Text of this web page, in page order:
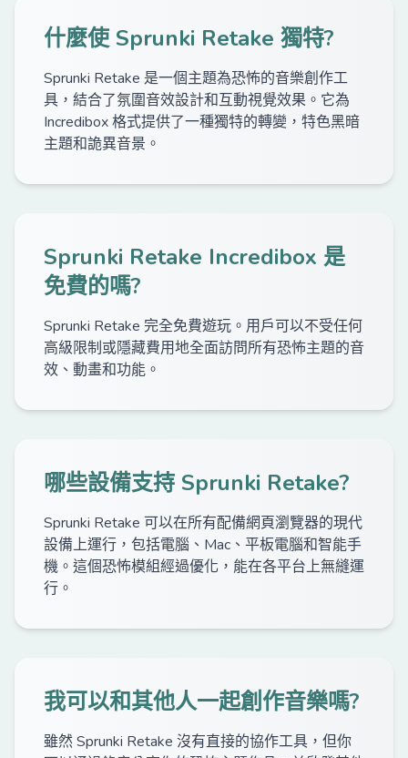
什麼使 Sprunki Retake 獨特?
Sprunki Retake 是一個主題為恐怖的音樂創作工
具，結合了氛圍音效設計和互動視覺效果。它為
Incredibox 格式提供了一種獨特的轉變，特色黑暗
主題和詭異音景。
Sprunki Retake Incredibox 是
免費的嗎?
Sprunki Retake 完全免費遊玩。用戶可以不受任何
高級限制或隱藏費用地全面訪問所有恐怖主題的音
效、動畫和功能。
哪些設備支持 Sprunki Retake?
Sprunki Retake 可以在所有配備網頁瀏覽器的現代
設備上運行，包括電腦、Mac、平板電腦和智能手
機。這個恐怖模組經過優化，能在各平台上無縫運
行。
我可以和其他人一起創作音樂嗎?
雖然 Sprunki Retake 沒有直接的協作工具，但你